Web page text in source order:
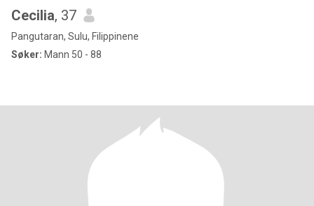
Cecilia, 37
Pangutaran, Sulu, Filippinene
Søker: Mann 50 - 88